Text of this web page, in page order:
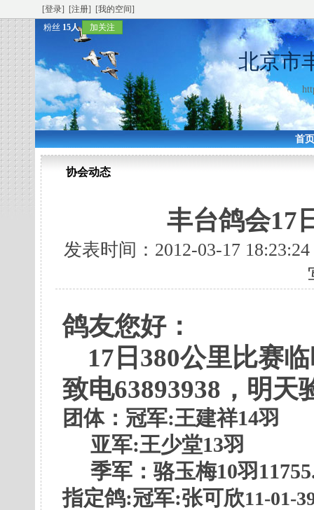
[登录] [注册]
[我的空间]
粉丝 15人 加关注
北京市
首
协会动态
丰台鸽会17
发表时间：2012-03-17
鸽友您好：
17日380公里比赛
致电63893938，明天
团体：冠军:王建祥14羽
亚军:王少堂13羽
季军：骆玉梅10羽
指定鸽:冠军:张可欣11-01-